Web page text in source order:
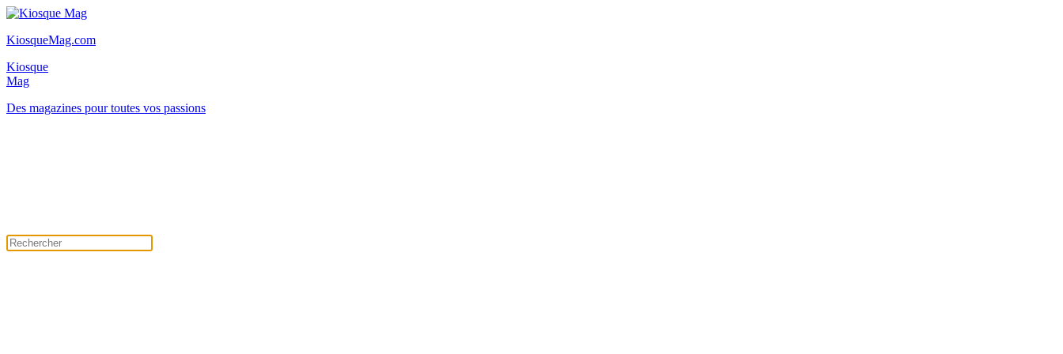
KiosqueMag.com
Kiosque
Mag
Des magazines pour toutes vos passions